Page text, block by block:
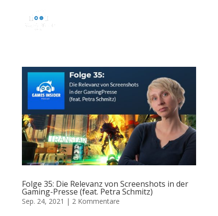
Folge 35: Die Relevanz von Screenshots in der
Gaming-Presse (feat. Petra Schmitz)
Sep. 24, 2021 | 2 Kommentare